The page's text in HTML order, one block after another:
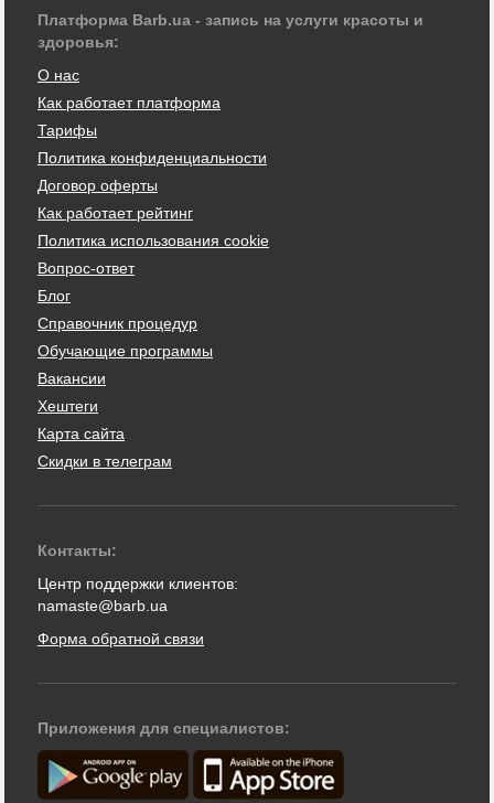
Платформа Barb.ua - запись на услуги красоты и
здоровья:
О нас
Как работает платформа
Тарифы
Политика конфиденциальности
Договор оферты
Как работает рейтинг
Политика использования cookie
Вопрос-ответ
Блог
Справочник процедур
Обучающие программы
Вакансии
Хештеги
Карта сайта
Скидки в телеграм
Контакты:
Центр поддержки клиентов:
namaste@barb.ua
Форма обратной связи
Приложения для специалистов: